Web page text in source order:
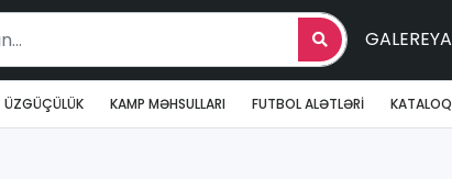
GALEREYA
ÜZGÜÇÜLÜK KAMP MƏHSULLARI FUTBOL ALƏTLƏRI KATALOQ